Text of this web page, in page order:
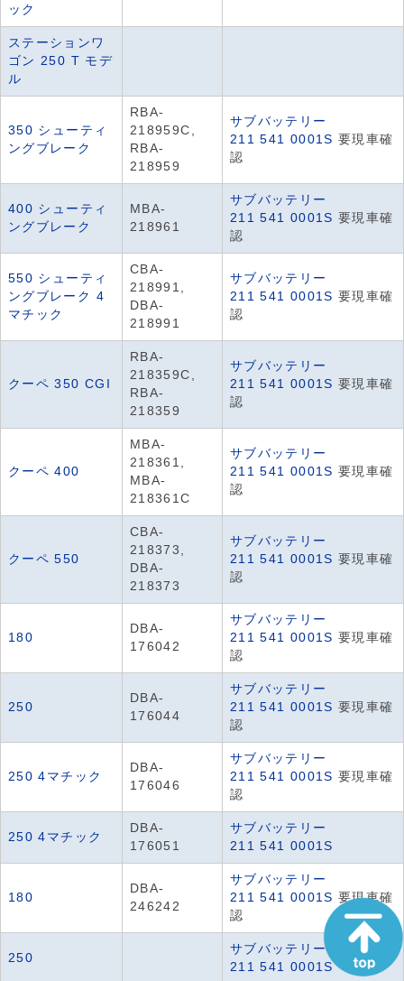
ック
ステーションワ
ゴン 250 T モデ
ル
350 シューティ
ングブレーク
RBA-
218959C,
RBA-
218959
サブバッテリー
211 541 0001S 要現車確
認
400 シューティ
ングブレーク
MBA-
218961
サブバッテリー
211 541 0001S 要現車確
認
550 シューティ
ングブレーク 4
マチック
CBA-
218991,
DBA-
218991
サブバッテリー
211 541 0001S 要現車確
認
クーペ 350 CGI
RBA-
218359C,
RBA-
218359
サブバッテリー
211 541 0001S 要現車確
認
クーペ 400
MBA-
218361,
MBA-
218361C
サブバッテリー
211 541 0001S 要現車確
認
クーペ 550
CBA-
218373,
DBA-
218373
サブバッテリー
211 541 0001S 要現車確
認
180
DBA-
176042
サブバッテリー
211 541 0001S 要現車確
認
250
DBA-
176044
サブバッテリー
211 541 0001S 要現車確
認
250 4マチック
DBA-
176046
サブバッテリー
211 541 0001S 要現車確
認
250 4マチック
DBA-
176051
サブバッテリー
211 541 0001S
180
DBA-
246242
サブバッテリー
211 541 0001S 要現車確
認
250
サブバッテリー
211 541 0001S